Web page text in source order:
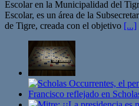
Escolar en la Municipalidad del
Escolar, es un área de la
de Tigre, creada con el objetivo [...]